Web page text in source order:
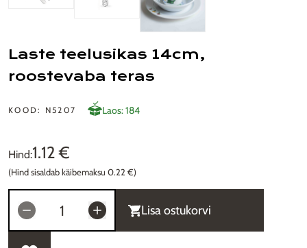
Laste teelusikas 14cm,
roostevaba teras
KOOD: N5207 Laos: 184
Hind:1.12 €
(Hind sisaldab käibemaksu 0.22 €)
Lisa ostukorvi